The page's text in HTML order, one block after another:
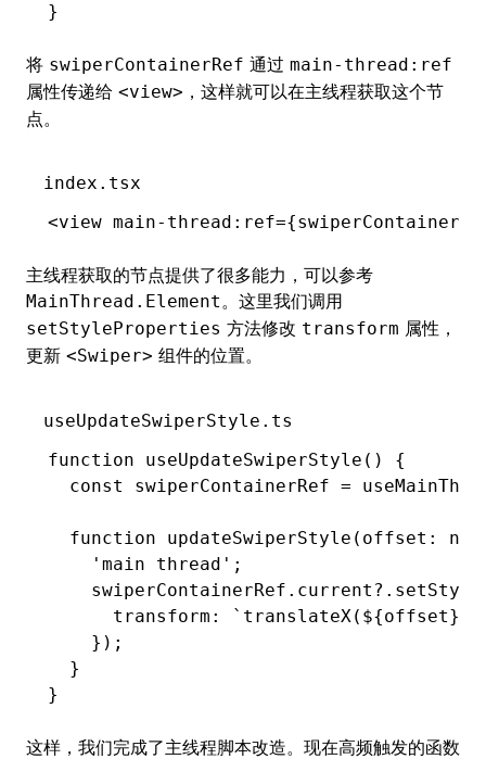
}
将 swiperContainerRef 通过 main-thread:ref
属性传递给 <view> ，这样就可以在主线程获取这个节
点。
index.tsx
<view main-thread : ref=
主线程获取的节点提供了很多能力，可以参考
MainThread.Element。这里我们调用
setStyleProperties 方法修改 transform 属性，
更新 <Swiper> 组件的位置。
useUpdateSwiperStyle.ts
function useUpdateSwiperStyle () {
  const
swiperContainerRef =
  function
updateSwiperStyle (offset :
    'main thread'
;
    swiperContainerRef
. current
      transform
: `translateX( ${offset}
    });
  }
}
这样，我们完成了主线程脚本改造。现在高频触发的函数